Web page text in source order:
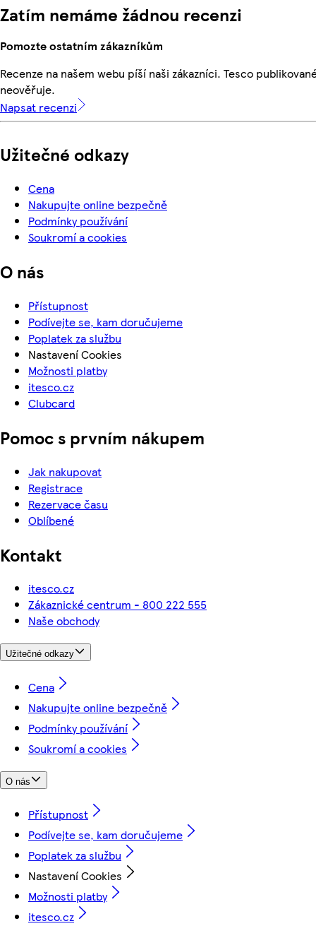
Zatím nemáme žádnou recenzi
Pomozte ostatním zákazníkům
Recenze na našem webu píší naši zákazníci. Tesco
neověřuje.
Napsat recenzi
Užitečné odkazy
Cena
Nakupujte online bezpečně
Podmínky používání
Soukromí a cookies
O nás
Přístupnost
Podívejte se, kam doručujeme
Poplatek za službu
Nastavení Cookies
Možnosti platby
itesco.cz
Clubcard
Pomoc s prvním nákupem
Jak nakupovat
Registrace
Rezervace času
Oblíbené
Kontakt
itesco.cz
Zákaznické centrum - 800 222 555
Naše obchody
Užitečné odkazy
Cena
Nakupujte online bezpečně
Podmínky používání
Soukromí a cookies
O nás
Přístupnost
Podívejte se, kam doručujeme
Poplatek za službu
Nastavení Cookies
Možnosti platby
itesco.cz